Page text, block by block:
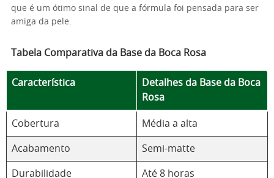
que é um ótimo sinal de que a fórmula foi pensada para ser
amiga da pele.
Tabela Comparativa da Base da Boca Rosa
Característica
Detalhes da Base da Boca
Rosa
Cobertura Média a alta
Acabamento Semi-matte
Durabilidade Até 8 horas